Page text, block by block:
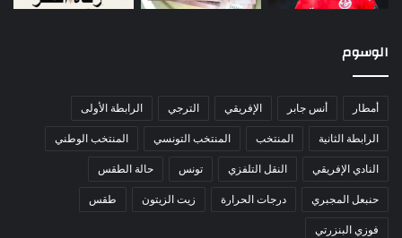
الوسوم
أمطار أنس جابر الإفريقي الترجي الرابطة الأولى
الرابطة الثانية المنتخب المنتخب التونسي المنتخب الوطني
النادي الإفريقي النقل التلفزي تونس حالة الطقس
حنبعل المجبري درجات الحرارة زيت الزيتون طقس
فوزي البنزرتي